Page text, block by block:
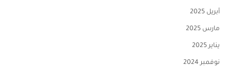
أبريل 2025
مارس 2025
يناير 2025
نوفمبر 2024